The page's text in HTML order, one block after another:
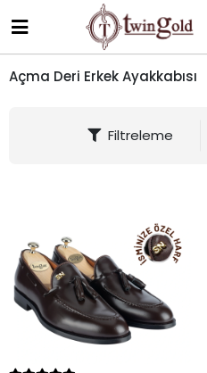
Açma Deri Erkek Ayakkabısı
Filtreleme